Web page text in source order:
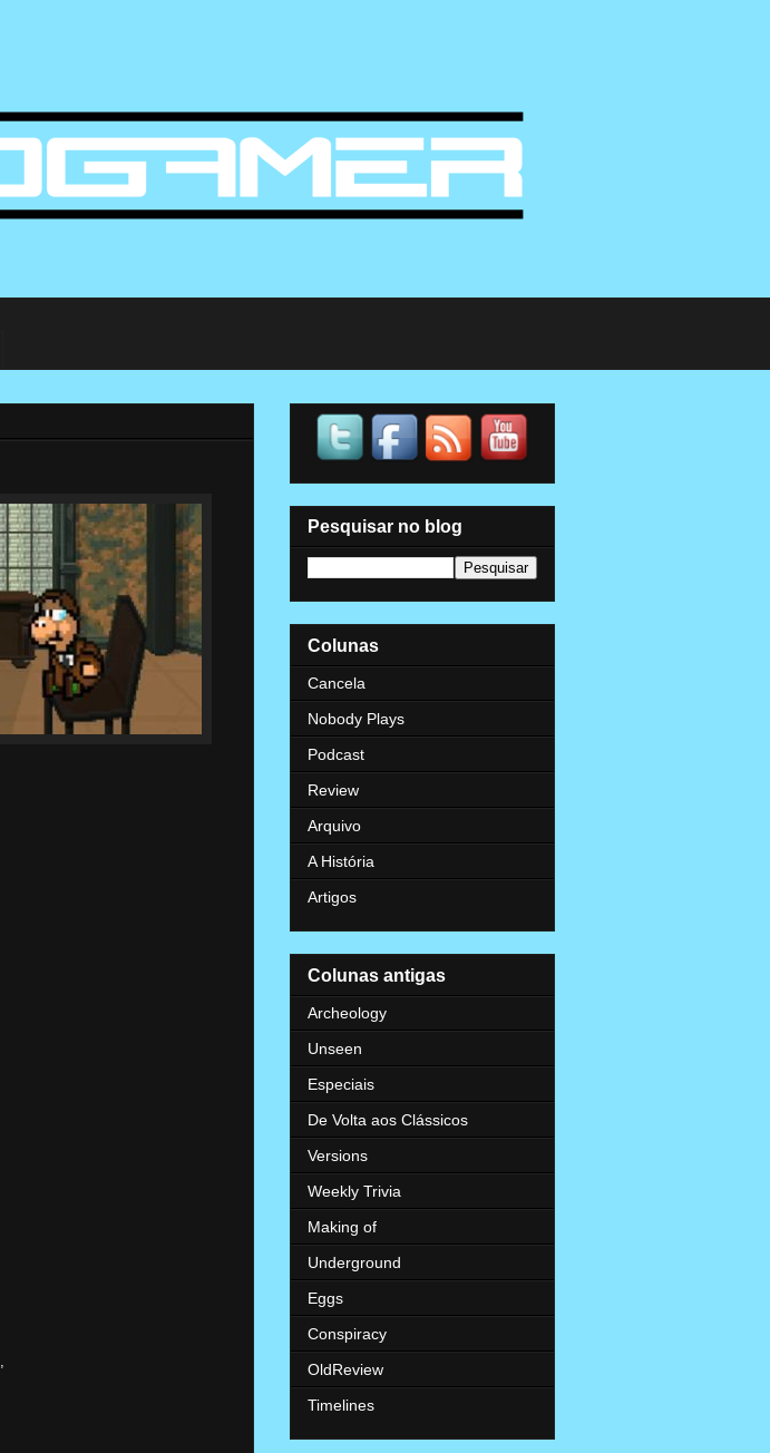
Pesquisar no blog
Colunas
Cancela
Nobody Plays
Podcast
Review
Arquivo
A História
Artigos
Colunas antigas
Archeology
Unseen
Especiais
De Volta aos Clássicos
Versions
Weekly Trivia
Making of
Underground
Eggs
Conspiracy
OldReview
Timelines